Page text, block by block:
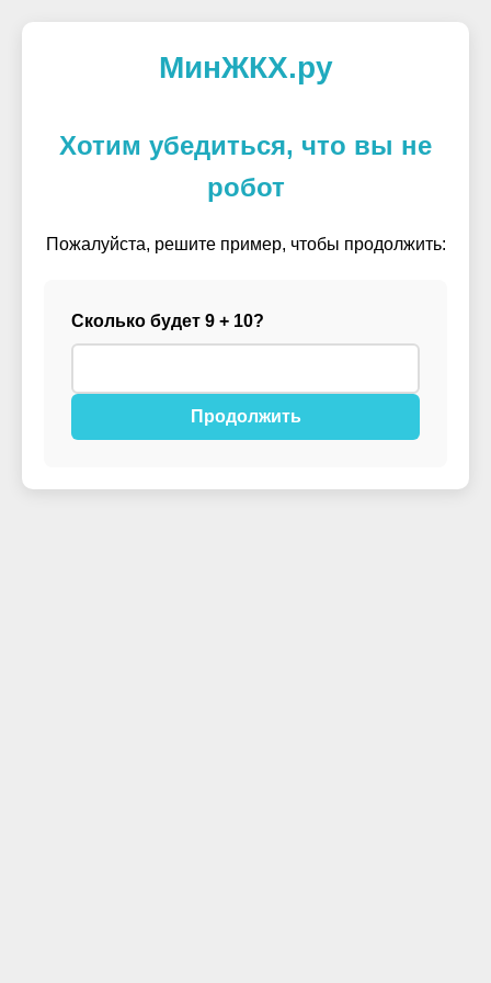
МинЖКХ.ру
Хотим убедиться, что вы не
робот
Пожалуйста, решите пример, чтобы продолжить:
Сколько будет 9 + 10?
Продолжить